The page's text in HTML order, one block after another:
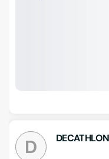
D DECATHLON